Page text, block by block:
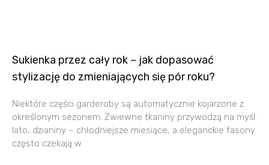
Sukienka przez cały rok – jak dopasować
stylizację do zmieniających się pór roku?
Niektóre części garderoby są automatycznie kojarzone z
określonym sezonem. Zwiewne tkaniny przywodzą na myśl
lato, dzianiny – chłodniejsze miesiące, a eleganckie fasony
często czekają w